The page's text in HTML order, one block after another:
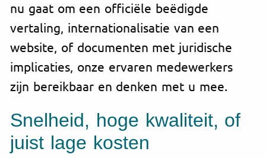
nu gaat om een officiële beëdigde
vertaling, internationalisatie van een
website, of documenten met juridische
implicaties, onze ervaren medewerkers
zijn bereikbaar en denken met u mee.
Snelheid, hoge kwaliteit, of
juist lage kosten